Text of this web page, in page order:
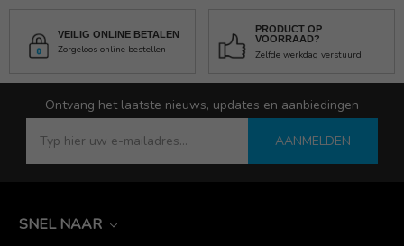
VEILIG ONLINE BETALEN
Zorgeloos online bestellen
PRODUCT OP
VOORRAAD?
Zelfde werkdag verstuurd
Ontvang het laatste nieuws, updates en aanbiedingen
AANMELDEN
SNEL NAAR